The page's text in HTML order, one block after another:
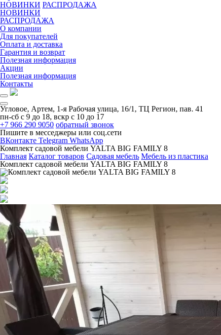
НОВИНКИ РАСПРОДАЖА
НОВИНКИ
РАСПРОДАЖА
О компании
Для покупателей
Оплата и доставка
Гарантия и возврат
Полезная информация
Акции
Полезная информация
Контакты
Угловое, Артем, ​1-я Рабочая улица, 16/1, ТЦ Регион, пав. 41
пн-сб с 9 до 18, вскр с 10 до 17
+7 966 290 9050 обратный звонок
Пишите в месседжеры или соц.сети
ВКонтакте Telegram WhatsApp
Комплект садовой мебели YALTA BIG FAMILY 8
Главная Каталог товаров Садовая мебель Мебель из пластика
Комплект садовой мебели YALTA BIG FAMILY 8